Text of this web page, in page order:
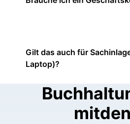
Gilt das auch für
Laptop)?